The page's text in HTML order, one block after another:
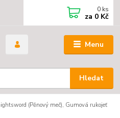
Menu
Hledat
0 ks
za 0 Kč
(Pěnový meč), Gumová rukojeť